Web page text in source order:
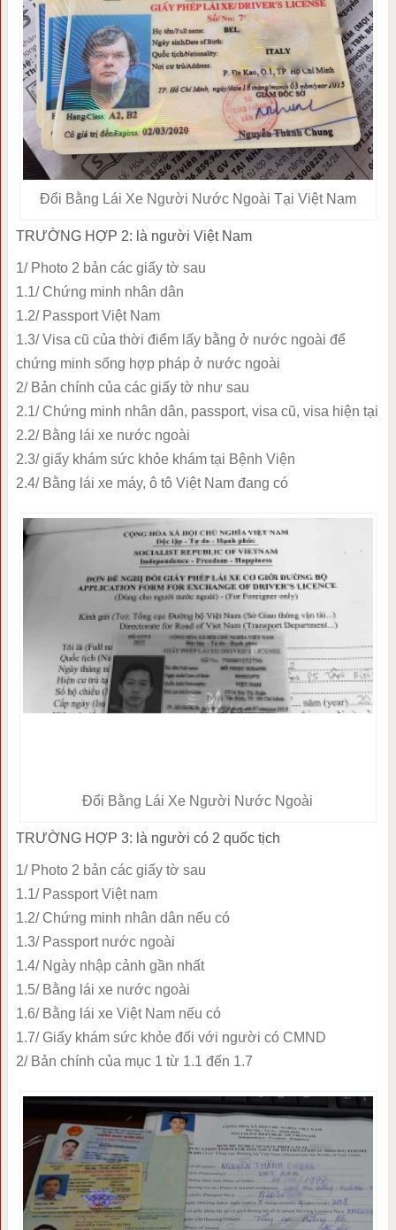
Đổi Bằng Lái Xe Người Nước Ngoài Tại Việt Nam
TRƯỜNG HỢP 2: là người Việt Nam
1/ Photo 2 bản các giấy tờ sau
1.1/ Chứng minh nhân dân
1.2/ Passport Việt Nam
1.3/ Visa cũ của thời điểm lấy bằng ở nước ngoài để
chứng minh sống hợp pháp ở nước ngoài
2/ Bản chính của các giấy tờ như sau
2.1/ Chứng minh nhân dân, passport, visa cũ, visa hiện tại
2.2/ Bằng lái xe nước ngoài
2.3/ giấy khám sức khỏe khám tại Bệnh Viện
2.4/ Bằng lái xe máy, ô tô Việt Nam đang có
Đổi Bằng Lái Xe Người Nước Ngoài
TRƯỜNG HỢP 3: là người có 2 quốc tịch
1/ Photo 2 bản các giấy tờ sau
1.1/ Passport Việt nam
1.2/ Chứng minh nhân dân nếu có
1.3/ Passport nước ngoài
1.4/ Ngày nhập cảnh gần nhất
1.5/ Bằng lái xe nước ngoài
1.6/ Bằng lái xe Việt Nam nếu có
1.7/ Giấy khám sức khỏe đối với người có CMND
2/ Bản chính của mục 1 từ 1.1 đến 1.7